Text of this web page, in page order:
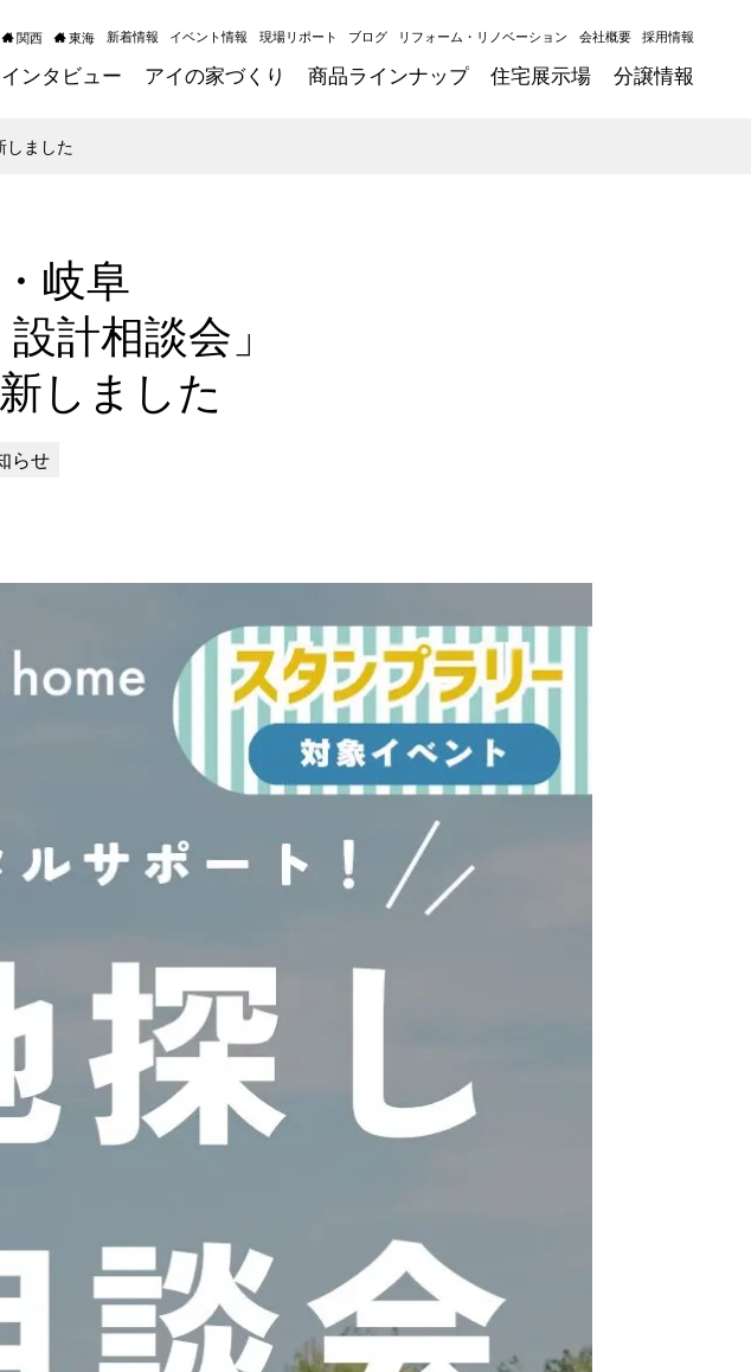
関西 東海 新着情報 イベント情報 現場リポート ブログ リフォーム・リノベーション 会社概要 採用情報
インタビュー アイの家づくり 商品ラインナップ 住宅展示場 分譲情報
しました
岐阜
計相談会」
しました
らせ